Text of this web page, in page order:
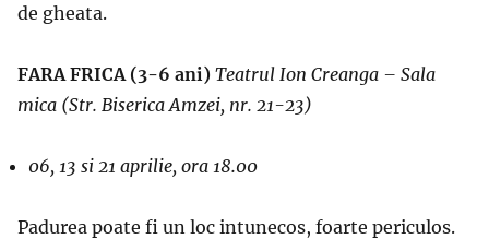
de gheata.
FARA FRICA (3-6 ani) Teatrul Ion Creanga – Sala
mica (Str. Biserica Amzei, nr. 21-23)
06, 13 si 21 aprilie, ora 18.00
Padurea poate fi un loc intunecos, foarte periculos.